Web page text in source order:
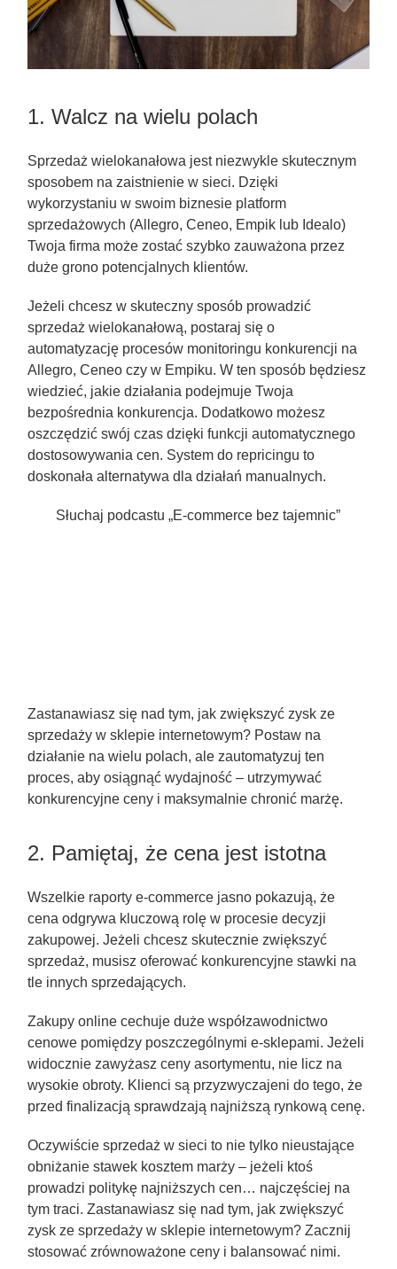
1. Walcz na wielu polach
Sprzedaż wielokanałowa jest niezwykle skutecznym
sposobem na zaistnienie w sieci. Dzięki
wykorzystaniu w swoim biznesie platform
sprzedażowych (Allegro, Ceneo, Empik lub Idealo)
Twoja firma może zostać szybko zauważona przez
duże grono potencjalnych klientów.
Jeżeli chcesz w skuteczny sposób prowadzić
sprzedaż wielokanałową, postaraj się o
automatyzację procesów monitoringu konkurencji na
Allegro, Ceneo czy w Empiku. W ten sposób będziesz
wiedzieć, jakie działania podejmuje Twoja
bezpośrednia konkurencja. Dodatkowo możesz
oszczędzić swój czas dzięki funkcji automatycznego
dostosowywania cen. System do repricingu to
doskonała alternatywa dla działań manualnych.
Słuchaj podcastu „E-commerce bez tajemnic”
Zastanawiasz się nad tym, jak zwiększyć zysk ze
sprzedaży w sklepie internetowym? Postaw na
działanie na wielu polach, ale zautomatyzuj ten
proces, aby osiągnąć wydajność – utrzymywać
konkurencyjne ceny i maksymalnie chronić marżę.
2. Pamiętaj, że cena jest istotna
Wszelkie raporty e-commerce jasno pokazują, że
cena odgrywa kluczową rolę w procesie decyzji
zakupowej. Jeżeli chcesz skutecznie zwiększyć
sprzedaż, musisz oferować konkurencyjne stawki na
tle innych sprzedających.
Zakupy online cechuje duże współzawodnictwo
cenowe pomiędzy poszczególnymi e-sklepami. Jeżeli
widocznie zawyżasz ceny asortymentu, nie licz na
wysokie obroty. Klienci są przyzwyczajeni do tego, że
przed finalizacją sprawdzają najniższą rynkową cenę.
Oczywiście sprzedaż w sieci to nie tylko nieustające
obniżanie stawek kosztem marży – jeżeli ktoś
prowadzi politykę najniższych cen… najczęściej na
tym traci. Zastanawiasz się nad tym, jak zwiększyć
zysk ze sprzedaży w sklepie internetowym? Zacznij
stosować zrównoważone ceny i balansować nimi.